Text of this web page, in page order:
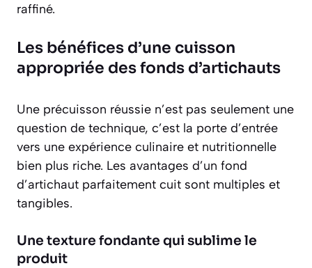
raffiné.
Les bénéfices d’une cuisson
appropriée des fonds d’artichauts
Une précuisson réussie n’est pas seulement une
question de technique, c’est la porte d’entrée
vers une expérience culinaire et nutritionnelle
bien plus riche. Les avantages d’un fond
d’artichaut parfaitement cuit sont multiples et
tangibles.
Une texture fondante qui sublime le
produit